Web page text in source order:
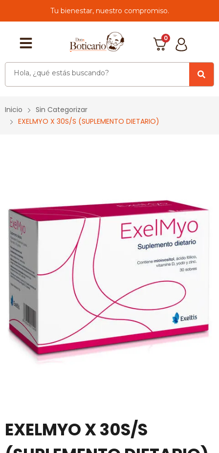
Tu bienestar, nuestro compromiso.
0
Inicio
Sin Categorizar
EXELMYO X 30S/S (SUPLEMENTO DIETARIO)
EXELMYO X 30S/S